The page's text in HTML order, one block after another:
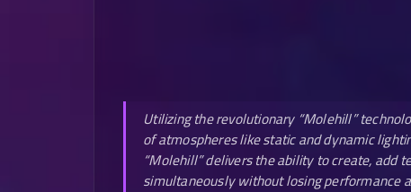
Utilizing the revolutionary “Molehill”
of atmospheres like static and dynamic
“Molehill” delivers the ability to create, add
simultaneously without losing performance